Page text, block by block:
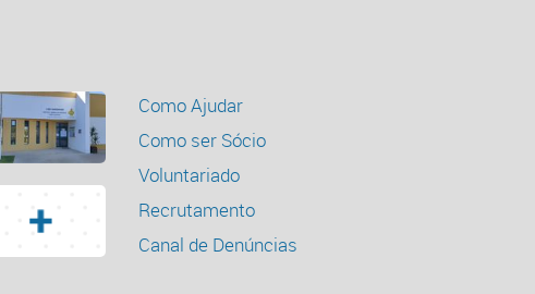
Como Ajudar
Como ser Sócio
Voluntariado
Recrutamento
Canal de Denúncias